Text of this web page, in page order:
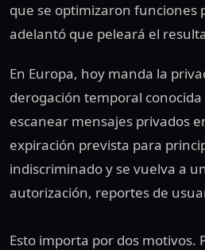
que se optimizaron funciones
adelantó que peleará el
En Europa, hoy manda la
derogación temporal
escanear mensajes privados
expiración prevista para
indiscriminado y se vuelva a
autorización, reportes de
Esto importa por dos motivos.